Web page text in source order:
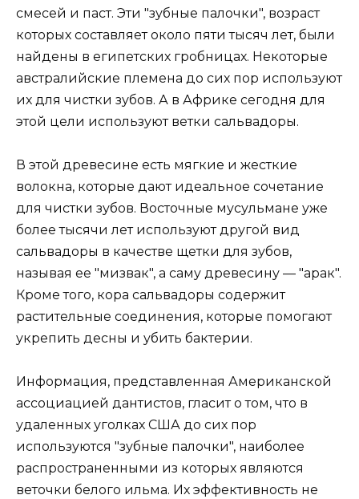
смесей и паст. Эти "зубные палочки", возраст
которых составляет около пяти тысяч лет, были
найдены в египетских гробницах. Некоторые
австралийские племена до сих пор используют
их для чистки зубов. А в Африке сегодня для
этой цели используют ветки сальвадоры.
В этой древесине есть мягкие и жесткие
волокна, которые дают идеальное сочетание
для чистки зубов. Восточные мусульмане уже
более тысячи лет используют другой вид
сальвадоры в качестве щетки для зубов,
называя ее "мизвак", а саму древесину — "арак".
Кроме того, кора сальвадоры содержит
растительные соединения, которые помогают
укрепить десны и убить бактерии.
Информация, представленная Американской
ассоциацией дантистов, гласит о том, что в
удаленных уголках США до сих пор
используются "зубные палочки", наиболее
распространенными из которых являются
веточки белого ильма. Их эффективность не